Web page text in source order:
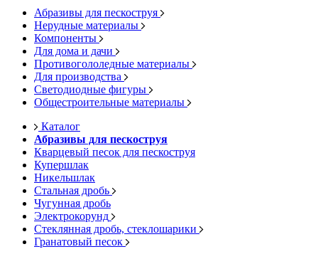
Абразивы для пескоструя
Нерудные материалы
Компоненты
Для дома и дачи
Противогололедные материалы
Для производства
Светодиодные фигуры
Общестроительные материалы
Каталог
Абразивы для пескоструя
Кварцевый песок для пескоструя
Купершлак
Никельшлак
Стальная дробь
Чугунная дробь
Электрокорунд
Стеклянная дробь, стеклошарики
Гранатовый песок